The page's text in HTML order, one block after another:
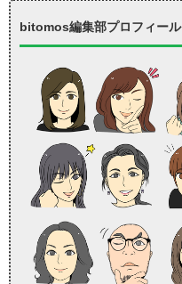
bitomos編集部プロフィール